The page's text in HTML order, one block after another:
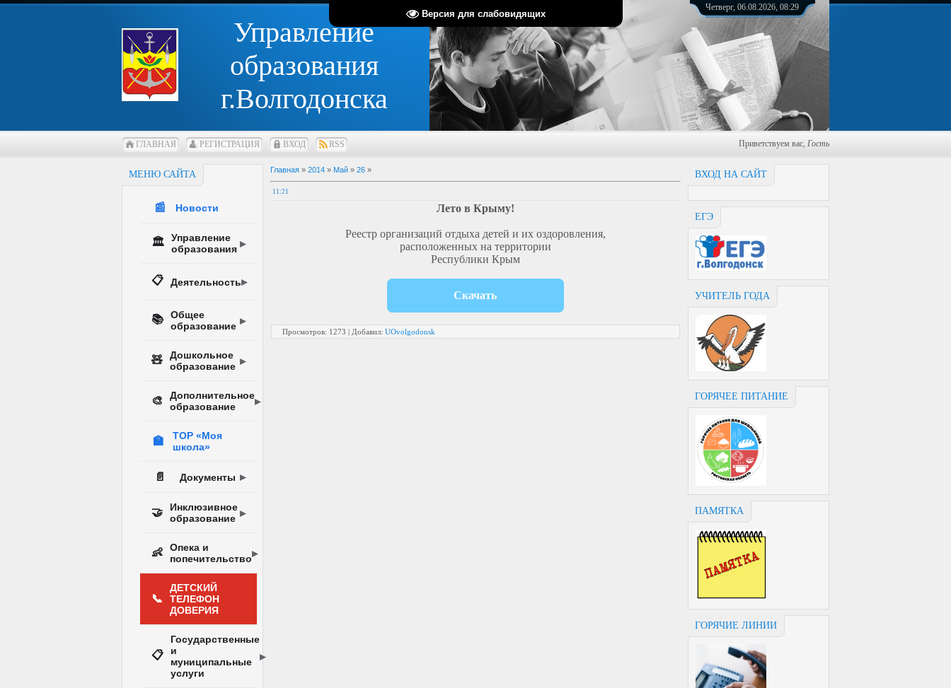
Версия для слабовидящих
Управление
образования
г.Волгодонска
Четверг, 06.08.2026, 08:29
ГЛАВНАЯ РЕГИСТРАЦИЯ ВХОД RSS Приветствуем вас, Гость
МЕНЮ САЙТА
📰 Новости
🏛️
Управление
образования
📋 Деятельность
📚
Общее
образование
🧸
Дошкольное
образование
🎨
Дополнительное
образование
🏫
ТОР «Моя
школа»
📄 Документы
🤝
Инклюзивное
образование
👶
Опека и
попечительство
📞
ДЕТСКИЙ
ТЕЛЕФОН
ДОВЕРИЯ
📋
Государственные
и
муниципальные
услуги
ВХОД НА САЙТ
ЕГЭ
УЧИТЕЛЬ ГОДА
ГОРЯЧЕЕ ПИТАНИЕ
ПАМЯТКА
ГОРЯЧИЕ ЛИНИИ
Главная » 2014 » Май » 26 »
11:21
Лето в Крыму!
Реестр организаций отдыха детей и их оздоровления,
расположенных на территории
Республики Крым
Скачать
Просмотров: 1273 | Добавил: UOvolgodonsk